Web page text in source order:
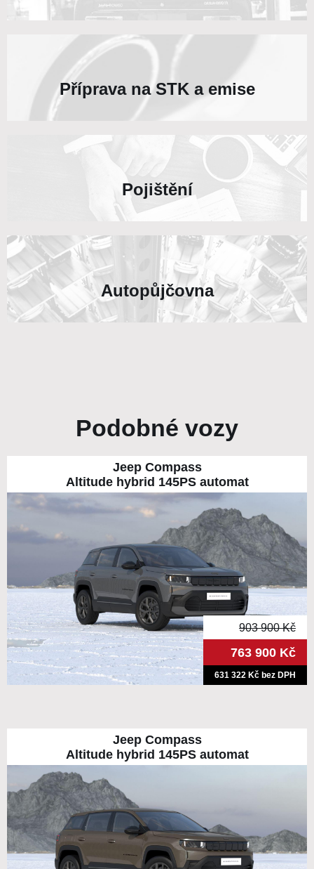
Příprava na STK a emise
Pojištění
Autopůjčovna
Podobné vozy
Jeep Compass
Altitude hybrid 145PS automat
903 900 Kč
763 900 Kč
631 322 Kč bez DPH
Jeep Compass
Altitude hybrid 145PS automat